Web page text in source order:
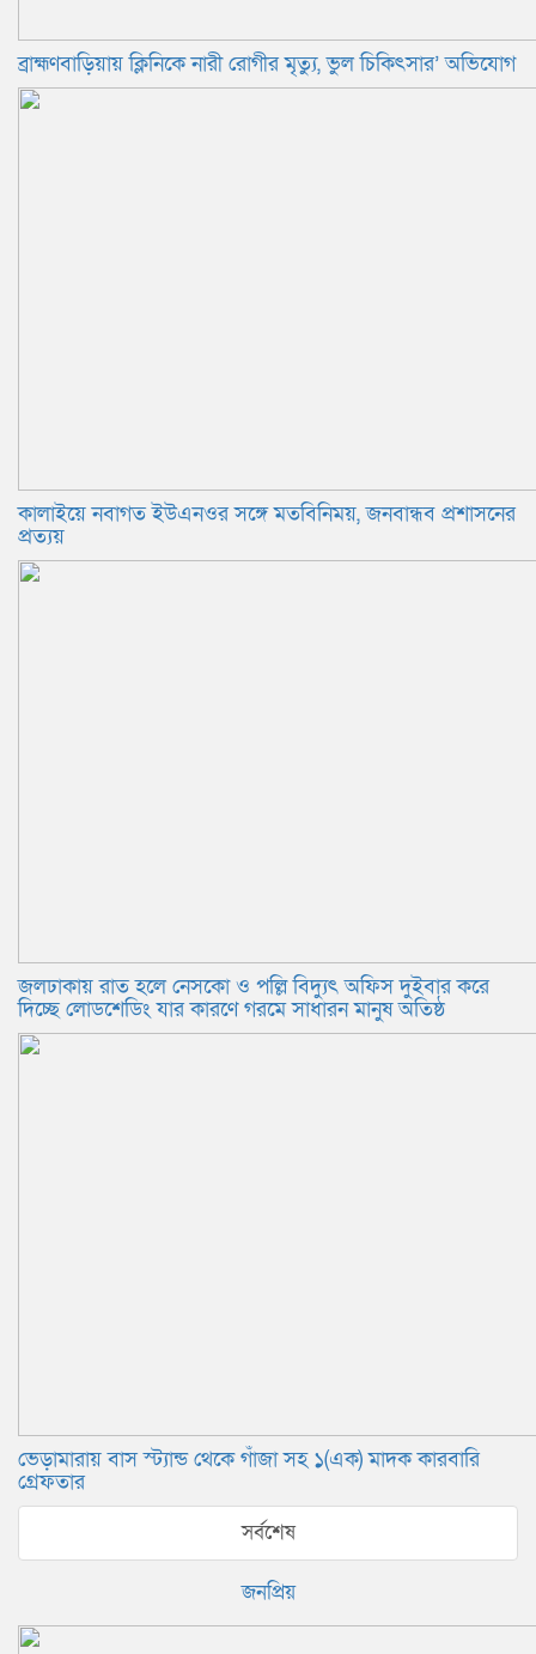
ব্রাহ্মণবাড়িয়ায় ক্লিনিকে নারী রোগীর মৃত্যু, ভুল চিকিৎসার’ অভিযোগ
কালাইয়ে নবাগত ইউএনওর সঙ্গে মতবিনিময়, জনবান্ধব প্রশাসনের
প্রত্যয়
জলঢাকায় রাত হলে নেসকো ও পল্লি বিদ্যুৎ অফিস দুইবার করে
দিচ্ছে লোডশেডিং যার কারণে গরমে সাধারন মানুষ অতিষ্ঠ
ভেড়ামারায় বাস স্ট্যান্ড থেকে গাঁজা সহ ১(এক) মাদক কারবারি
গ্রেফতার
সর্বশেষ
জনপ্রিয়